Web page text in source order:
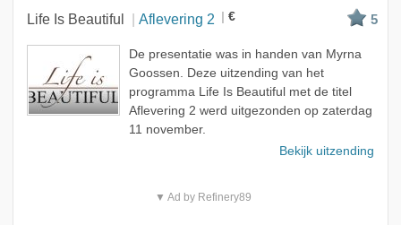
Life Is Beautiful Aflevering 2 € 5
De presentatie was in handen van Myrna
Goossen. Deze uitzending van het
programma Life Is Beautiful met de titel
Aflevering 2 werd uitgezonden op zaterdag
11 november.
Bekijk uitzending
▼ Ad by Refinery89